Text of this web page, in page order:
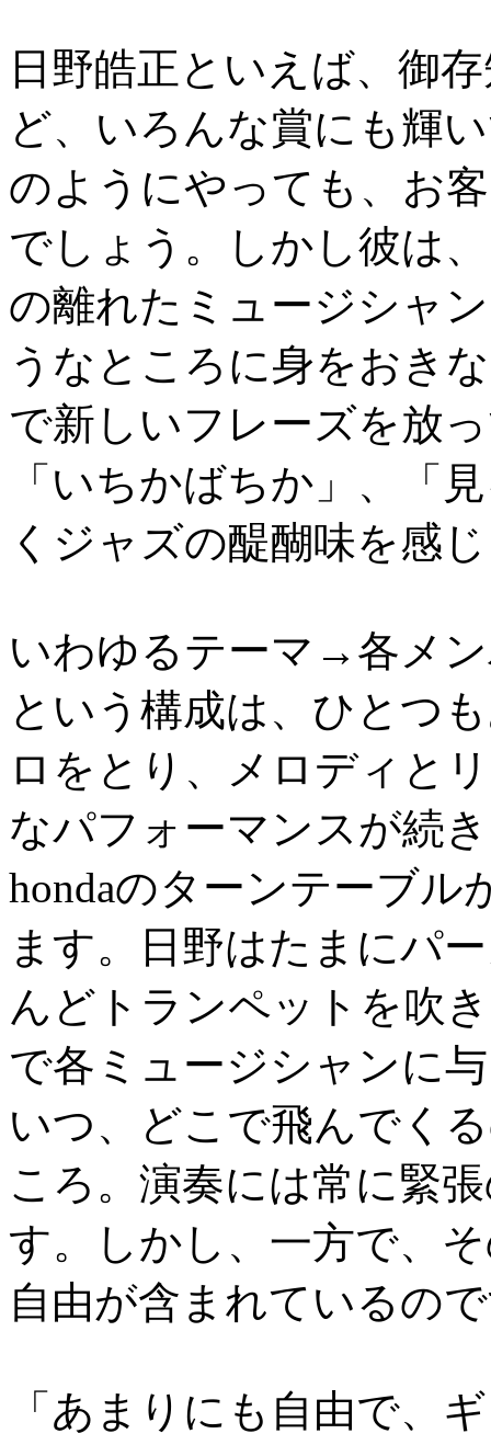
日野皓正といえば、御
ど、いろんな賞にも輝
のようにやっても、お
でしょう。しかし彼は
の離れたミュージシャ
うなところに身をおき
で新しいフレーズを放
「いちかばちか」、「
くジャズの醍醐味を感
いわゆるテーマ→各メ
という構成は、ひとつ
ロをとり、メロディと
なパフォーマンスが続
hondaのターンテーブ
ます。日野はたまにパ
んどトランペットを吹
で各ミュージシャンに
いつ、どこで飛んでく
ころ。演奏には常に緊
す。しかし、一方で、
自由が含まれているの
「あまりにも自由で、